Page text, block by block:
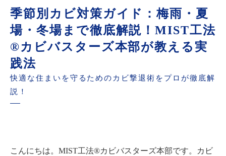
季節別カビ対策ガイド：梅雨・夏
場・冬場まで徹底解説！MIST工法
®カビバスターズ本部が教える実
践法
快適な住まいを守るためのカビ撃退術をプロが徹底解
説！
こんにちは。MIST工法®カビバスターズ本部です。カビ